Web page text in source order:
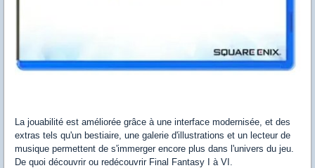
La jouabilité est améliorée grâce à une interface modernisée, et des
extras tels qu'un bestiaire, une galerie d'illustrations et un lecteur de
musique permettent de s'immerger encore plus dans l'univers du jeu.
De quoi découvrir ou redécouvrir Final Fantasy I à VI.